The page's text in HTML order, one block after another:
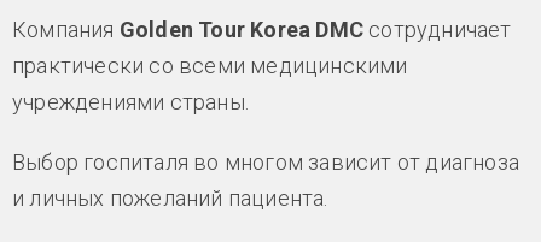
Компания Golden Tour Korea DMC сотрудничает
практически со всеми медицинскими
учреждениями страны.
Выбор госпиталя во многом зависит от диагноза
и личных пожеланий пациента.